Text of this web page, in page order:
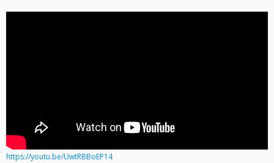
https://youtu.be/UwtRBBoEP14